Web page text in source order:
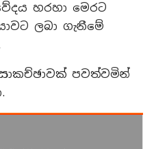
හරහා මෙරට
ලබා ගැනීමේ
පවත්වමින්